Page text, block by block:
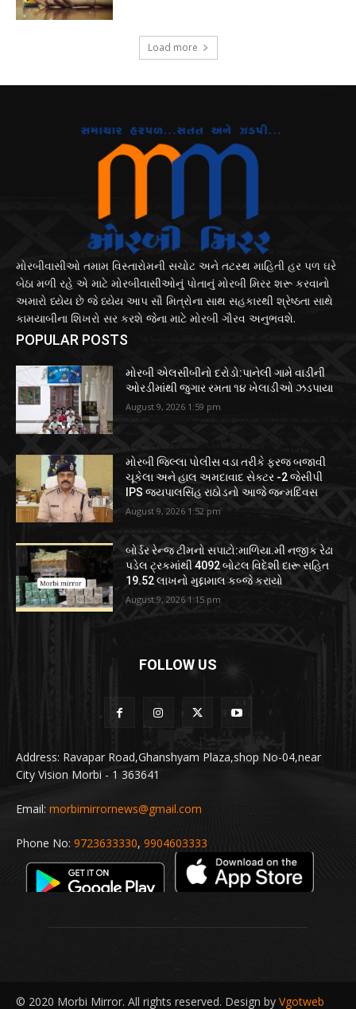
Load more
મોરબીવાસીઓ તમામ વિસ્તારોમની સચોટ અને તટસ્થ માહિતી હર પળ ઘરે
બેઠા મળી રહે એ માટે મોરબીવાસીઓનું પોતાનું મોરબી મિરર શરૂ કરવાનો
અમારો ધ્યેય છે જે ધ્યેય આપ સૌ મિત્રોના સાથ સહકારથી શ્રેષ્ઠતા સાથે
કામયાબીના શિખરો સર કરશે જેના માટે મોરબી ગૌરવ અનુભવશે.
POPULAR POSTS
મોરબી એલસીબીનો દરોડો:પાનેલી ગામે વાડીની
ઓરડીમાંથી જુગાર રમતા ૧૪ ખેલાડીઓ ઝડપાયા
August 9, 2026 1:59 pm
મોરબી જિલ્લા પોલીસ વડા તરીકે ફરજ બજાવી
ચૂકેલા અને હાલ અમદાવાદ સેક્ટર -2 જેસીપી
IPS જયપાલસિંહ રાઠોડનો આજે જન્મદિવસ
August 9, 2026 1:52 pm
બોર્ડર રેન્જ ટીમનો સપાટો:માળિયા.મી નજીક રેઢા
પડેલ ટ્રકમાંથી 4092 બોટલ વિદેશી દારૂ સહિત
19.52 લાખનો મુદ્દામાલ કબ્જે કરાયો
August 9, 2026 1:15 pm
FOLLOW US
Address: Ravapar Road,Ghanshyam Plaza,shop No-04,near
City Vision Morbi - 1 363641
Email: morbimirrornews@gmail.com
Phone No: 9723633330, 9904603333
© 2020 Morbi Mirror. All rights reserved. Design by Vgotweb